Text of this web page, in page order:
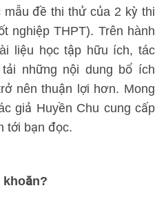
đề thi thử của 2 kỳ thi
nghiệp THPT). Trên hành
liệu học tập hữu ích, tác
những nội dung bổ ích
nên thuận lợi hơn. Mong
giả Huyền Chu cung cấp
tới bạn đọc.
khoăn?